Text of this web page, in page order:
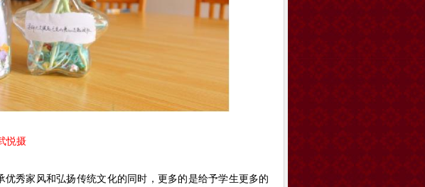
悦摄
优秀家风和弘扬传统文化的同时，更多的是给予学生更多的